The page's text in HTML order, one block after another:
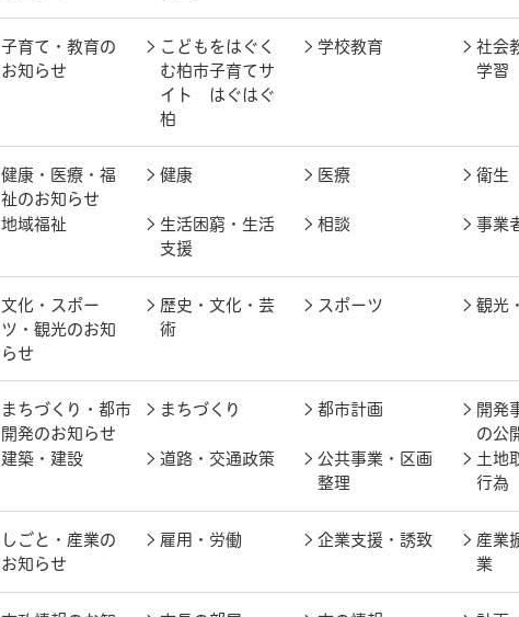
子育て・教育の
お知らせ
こどもをはぐく
む柏市子育てサ
イト はぐはぐ
柏
学校教育
社会
学習
健康・医療・福
祉のお知らせ
健康 医療 衛生
地域福祉
生活困窮・生活
支援
相談 事業
文化・スポー
ツ・観光のお知
らせ
歴史・文化・芸
術
スポーツ 観光
まちづくり・都市
開発のお知らせ
まちづくり 都市計画
開発
の公
建築・建設 道路・交通政策
公共事業・区画
整理
土地
行為
しごと・産業の
お知らせ
雇用・労働 企業支援・誘致
産業
業